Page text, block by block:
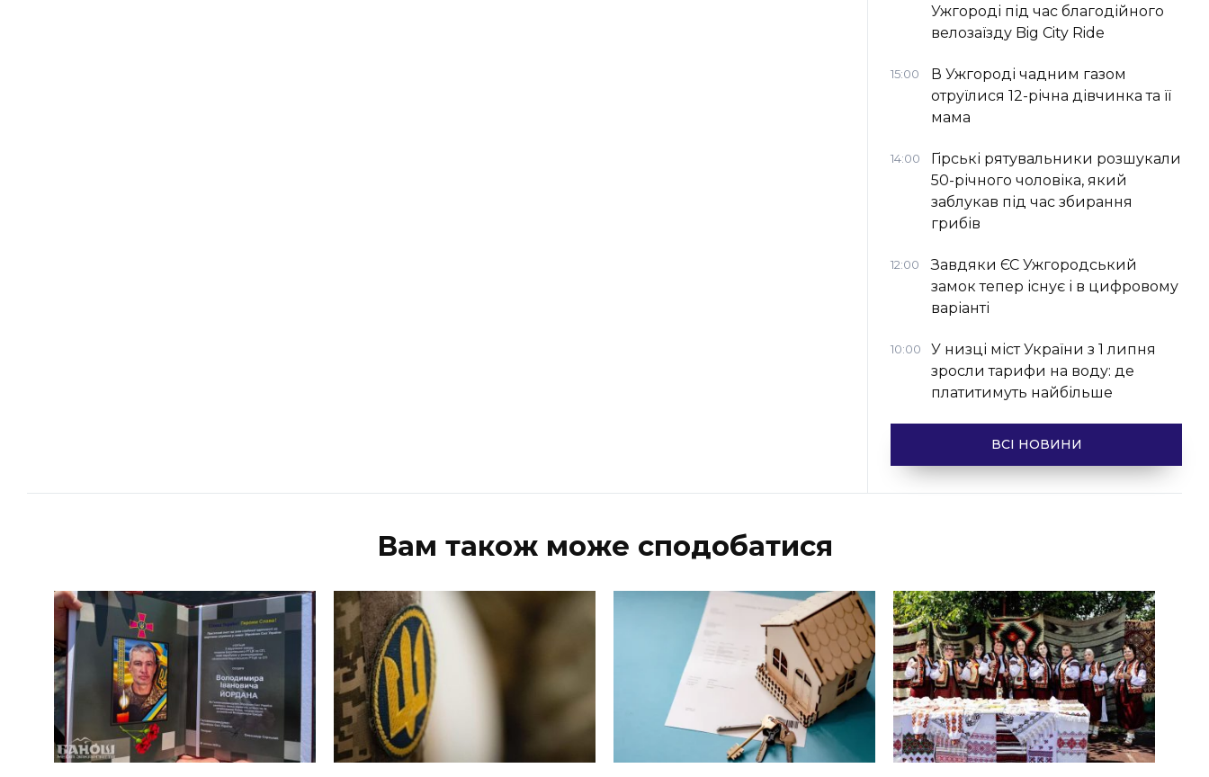
Ужгороді під час благодійного
велозаїзду Big Сity Ride
15:00
В Ужгороді чадним газом
отруїлися 12-річна дівчинка та її
мама
14:00
Гірські рятувальники розшукали
50-річного чоловіка, який
заблукав під час збирання
грибів
12:00
Завдяки ЄС Ужгородський
замок тепер існує і в цифровому
варіанті
10:00
У низці міст України з 1 липня
зросли тарифи на воду: де
платитимуть найбільше
ВСІ НОВИНИ
Вам також може сподобатися